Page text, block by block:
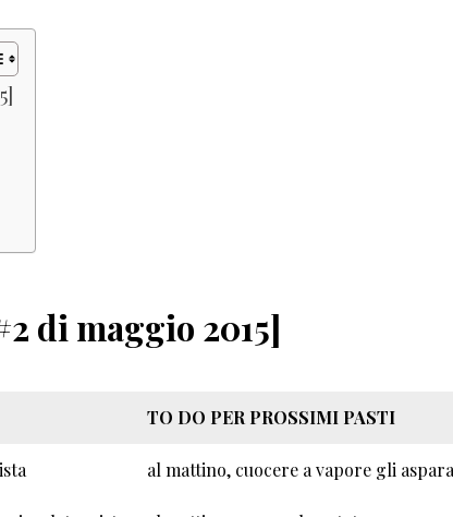
di maggio 2015]
TO DO PER PROSSIMI PASTI
al mattino, cuocere a vapore gli